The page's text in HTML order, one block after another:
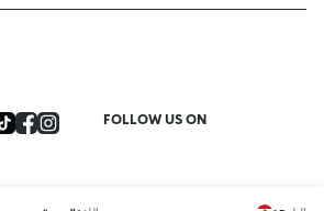
FOLLOW US ON